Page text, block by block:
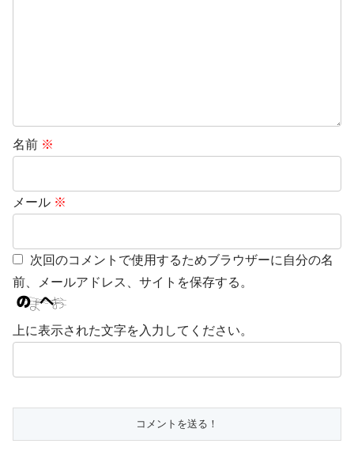
名前 ※
メール ※
次回のコメントで使用するためブラウザーに自分の名
前、メールアドレス、サイトを保存する。
上に表示された文字を入力してください。